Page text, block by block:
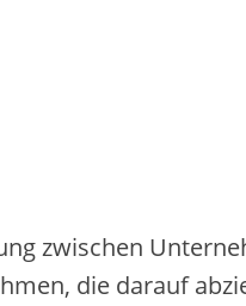
zwischen
die darauf